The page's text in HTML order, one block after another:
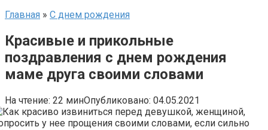
Главная » С днем рождения
Красивые и прикольные
поздравления с днем рождения
маме друга своими словами
На чтение: 22 минОпубликовано: 04.05.2021